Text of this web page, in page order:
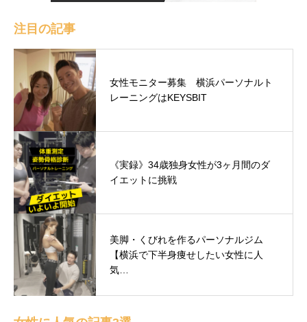
注目の記事
女性モニター募集 横浜パーソナルト
レーニングはKEYSBIT
《実録》34歳独身女性が3ヶ月間のダ
イエットに挑戦
美脚・くびれを作るパーソナルジム
【横浜で下半身痩せしたい女性に人
気…